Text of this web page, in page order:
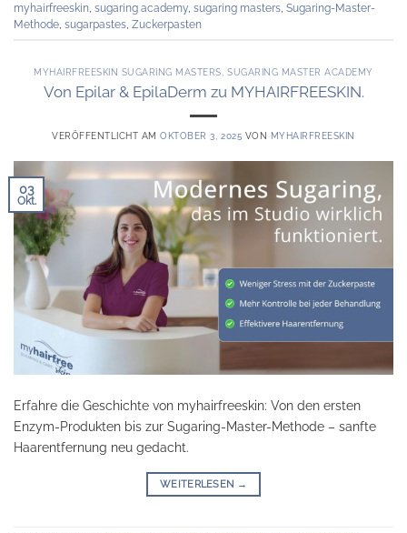
myhairfreeskin, sugaring academy, sugaring masters, Sugaring-Master-
Methode, sugarpastes, Zuckerpasten
MYHAIRFREESKIN SUGARING MASTERS ,SUGARING MASTER ACADEMY
Von Epilar & EpilaDerm zu MYHAIRFREESKIN.
VERÖFFENTLICHT AMOKTOBER 3, 2025 VON MYHAIRFREESKIN
03
Okt.
Erfahre die Geschichte von myhairfreeskin: Von den ersten
Enzym-Produkten bis zur Sugaring-Master-Methode – sanfte
Haarentfernung neu gedacht.
WEITERLESEN →